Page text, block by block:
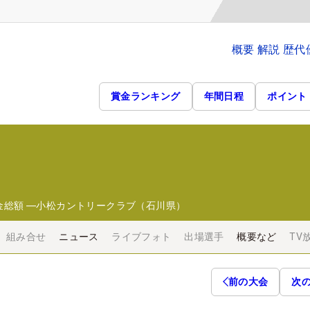
概要 解説 歴代
賞金ランキング 年間日程 ポイント
総額 ―小松カントリークラブ（石川県）
組み合せ ニュース ライブフォト 出場選手 概要など TV
前の大会 次